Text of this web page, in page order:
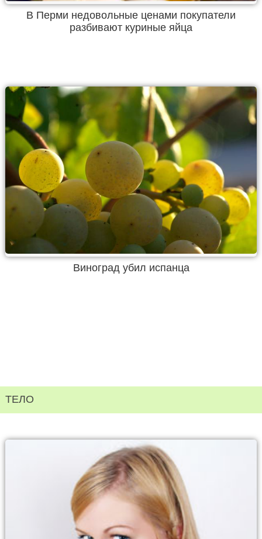
В Перми недовольные ценами покупатели
разбивают куриные яйца
Виноград убил испанца
ТЕЛО